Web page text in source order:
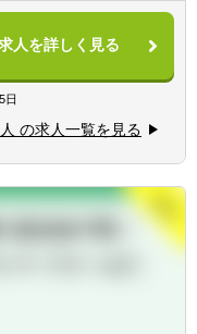
らず、総合的な観点か
グに携りたい方
発揮できる環境で働き
制度
ずに直接人事へ依頼を
規模でお客様に対して
す。
、公認会計士、中小企
会計に関わる様々な分
結し、案件によって
んで業務を進めること
療法人、公益法人、社
て、税務・会計サービ
人を詳しく見る
日
の求人一覧を見る